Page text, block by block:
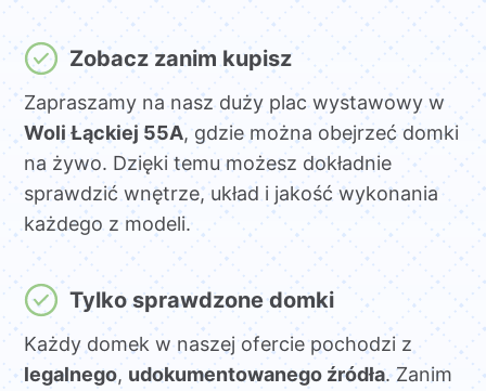
Zobacz zanim kupisz
Zapraszamy na nasz duży plac wystawowy w
Woli Łąckiej 55A, gdzie można obejrzeć domki
na żywo. Dzięki temu możesz dokładnie
sprawdzić wnętrze, układ i jakość wykonania
każdego z modeli.
Tylko sprawdzone domki
Każdy domek w naszej ofercie pochodzi z
legalnego, udokumentowanego źródła. Zanim